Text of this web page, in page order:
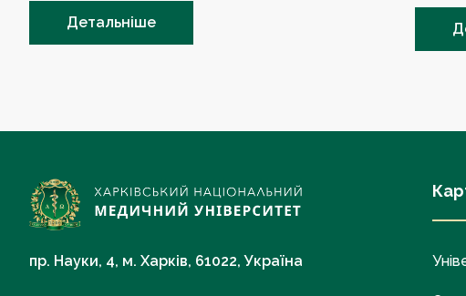
Детальніше
пр. Науки, 4, м. Харків, 61022, Україна